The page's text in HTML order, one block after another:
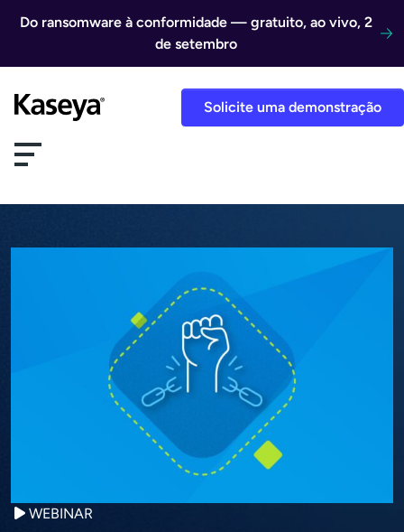
Do ransomware à conformidade — gratuito, ao vivo, 2
de setembro
Solicite uma demonstração
WEBINAR